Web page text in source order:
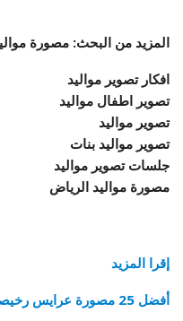
المزيد من البحث: مصورة
افكار تصوير مواليد
تصوير اطفال مواليد
تصوير مواليد
تصوير مواليد بنات
جلسات تصوير مواليد
مصورة مواليد الرياض
إقرا المزيد
أفضل 25 مصورة عرايس رخيصة بالرياض